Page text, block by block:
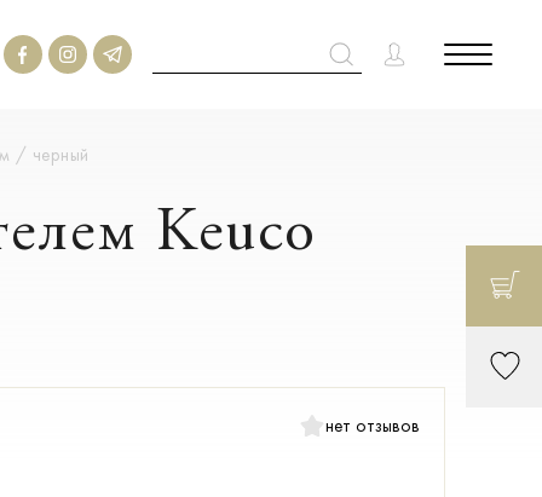
/ черный
Keuco
нет отзывов